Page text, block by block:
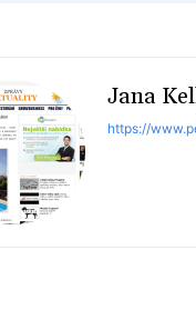
Jana
https://